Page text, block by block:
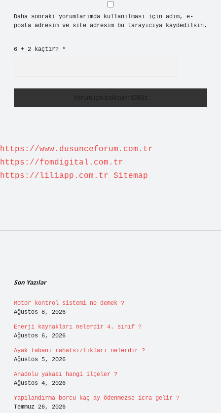
Daha sonraki yorumlarımda kullanılması için adım, e-
posta adresim ve site adresim bu tarayıcıya kaydedilsin.
6 + 2 kaçtır? *
https://www.dusunceforum.com.tr
https://fomdigital.com.tr
https://liliapp.com.tr
Sitemap
Son Yazılar
Motor kontrol sistemi ne demek ?
Ağustos 8, 2026
Enerji kaynakları nelerdir 4. sınıf ?
Ağustos 6, 2026
Ayak tabanı rahatsızlıkları nelerdir ?
Ağustos 5, 2026
Anadolu yakası hangi ilçeler ?
Ağustos 4, 2026
Yapılandırma borcu kaç ay ödenmezse icra gelir ?
Temmuz 26, 2026